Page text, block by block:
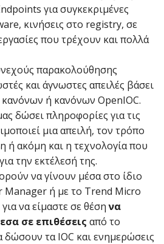
για συγκεκριμένες
κινήσεις στο registry, σε
που τρέχουν και πολλά
παρακολούθησης
και άγνωστες απειλές βάσει
ή κανόνων OpenIOC.
δώσει πληροφορίες για τις
μια απειλή, τον τρόπο
ή ακόμη και η τεχνολογία που
την εκτέλεσή της.
να γίνουν μέσα στο ίδιο
Manager ή με το Trend Micro
να είμαστε σε θέσηνα
σε επιθέσεις από το
τα IOC και ενημερώσεις